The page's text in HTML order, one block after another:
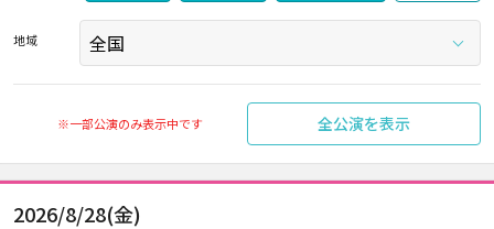
地域
※一部公演のみ表示中です 全公演を表示
2026/8/28(金)